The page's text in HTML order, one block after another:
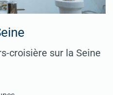
croisière sur la Seine